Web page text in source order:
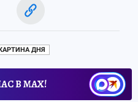
ДНЯ
В МАХ!